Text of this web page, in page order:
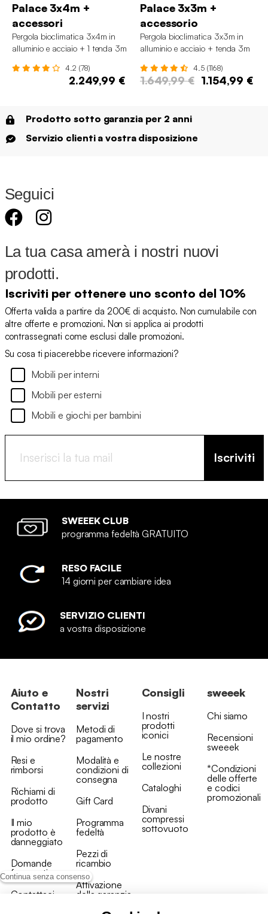
Continua senza consenso
Palace 3x4m +
accessori
Pergola bioclimatica 3x4m in
alluminio e acciaio + 1 tenda 3m
4.2 (78)
2.249,99 €
Palace 3x3m +
accessorio
Pergola bioclimatica 3x3m in
alluminio e acciaio + tenda 3m
4.5 (1168)
1.649,99 € 1.154,99 €
Prodotto sotto garanzia per 2 anni
Servizio clienti a vostra disposizione
Seguici
La tua casa amerà i nostri nuovi
prodotti.
Iscriviti per ottenere uno sconto del 10%
Offerta valida a partire da 200€ di acquisto. Non cumulabile con
altre offerte e promozioni. Non si applica ai prodotti
contrassegnati come esclusi dalle promozioni.
Su cosa ti piacerebbe ricevere informazioni?
Mobili per interni
Mobili per esterni
Mobili e giochi per bambini
Iscriviti
SWEEEK CLUB
programma fedeltà GRATUITO
RESO FACILE
14 giorni per cambiare idea
SERVIZIO CLIENTI
a vostra disposizione
Aiuto e
Contatto
Dove si trova
il mio ordine?
Resi e
rimborsi
Richiami di
prodotto
Il mio
prodotto è
danneggiato
Domande
frequenti
Contattaci
Nostri
servizi
Metodi di
pagamento
Modalità e
condizioni di
consegna
Gift Card
Programma
fedeltà
Pezzi di
ricambio
Attivazione
della garanzia
Consigli
I nostri
prodotti
iconici
Le nostre
collezioni
Cataloghi
Divani
compressi
sottovuoto
sweeek
Chi siamo
Recensioni
sweeek
*Condizioni
delle offerte
e codici
promozionali